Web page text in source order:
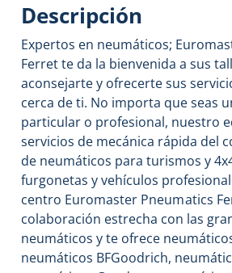
Descripción
Expertos en neumáticos;
Ferret te da la bienvenida a sus
aconsejarte y ofrecerte sus
cerca de ti. No importa que seas
particular o profesional, nuestro
servicios de mecánica rápida del
de neumáticos para turismos y
furgonetas y vehículos
centro Euromaster Pneumatics
colaboración estrecha con las
neumáticos y te ofrece
neumáticos BFGoodrich,